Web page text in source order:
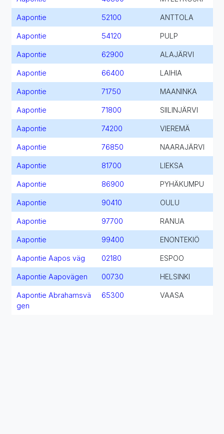
Aapontie 52100 ANTTOLA
Aapontie 54120 PULP
Aapontie 62900 ALAJÄRVI
Aapontie 66400 LAIHIA
Aapontie 71750 MAANINKA
Aapontie 71800 SIILINJÄRVI
Aapontie 74200 VIEREMÄ
Aapontie 76850 NAARAJÄRVI
Aapontie 81700 LIEKSA
Aapontie 86900 PYHÄKUMPU
Aapontie 90410 OULU
Aapontie 97700 RANUA
Aapontie 99400 ENONTEKIÖ
Aapontie Aapos väg 02180 ESPOO
Aapontie Aapovägen 00730 HELSINKI
Aapontie Abrahamsvä
gen
65300 VAASA